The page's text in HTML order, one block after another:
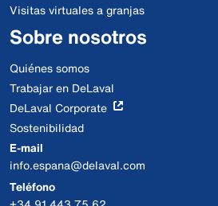
Visitas virtuales a granjas
Sobre nosotros
Quiénes somos
Trabajar en DeLaval
DeLaval Corporate
Sostenibilidad
E-mail
info.espana@delaval.com
Teléfono